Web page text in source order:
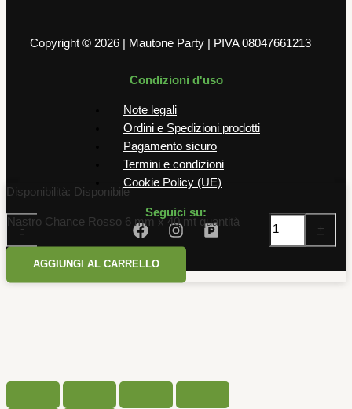
Copyright © 2026 | Mautone Party | PIVA 08047661213
Condizioni d'uso
Note legali
Ordini e Spedizioni prodotti
Pagamento sicuro
Termini e condizioni
Cookie Policy (UE)
Seguici su:
Disponibilità: Disponibile
-
Nastro Chance Rosso 6 mm x 40 mt quantità
+
AGGIUNGI AL CARRELLO